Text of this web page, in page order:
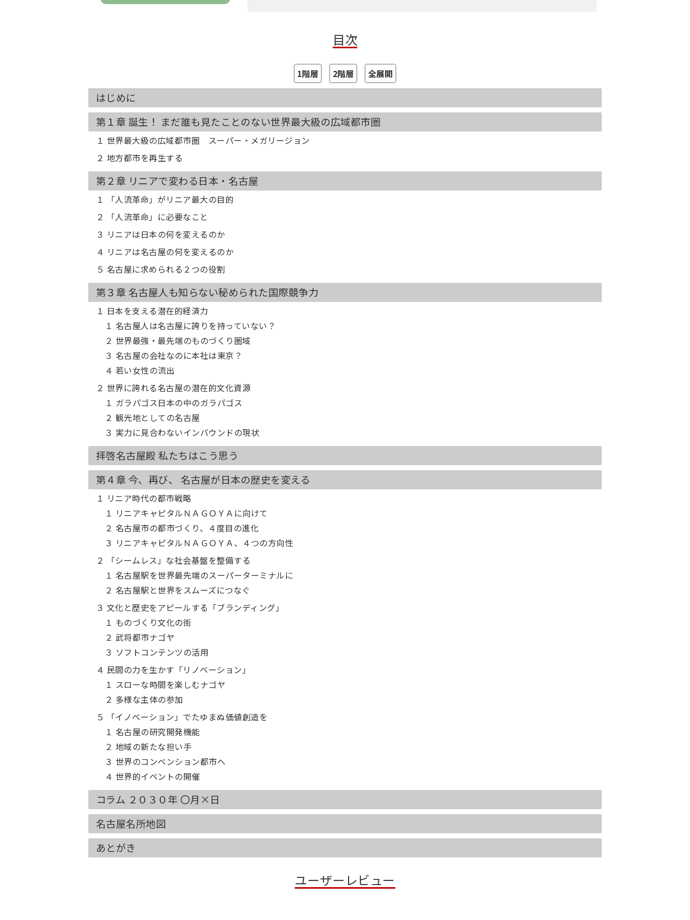
目次
1階層 2階層 全展開
はじめに
第１章 誕生！ まだ誰も見たことのない世界最大級の広域都市圏
１ 世界最大級の広域都市圏 スーパー・メガリージョン
２ 地方都市を再生する
第２章 リニアで変わる日本・名古屋
１ 「人流革命」がリニア最大の目的
２ 「人流革命」に必要なこと
３ リニアは日本の何を変えるのか
４ リニアは名古屋の何を変えるのか
５ 名古屋に求められる２つの役割
第３章 名古屋人も知らない秘められた国際競争力
１ 日本を支える潜在的経済力
１ 名古屋人は名古屋に誇りを持っていない？
２ 世界最強・最先端のものづくり圏域
３ 名古屋の会社なのに本社は東京？
４ 若い女性の流出
２ 世界に誇れる名古屋の潜在的文化資源
１ ガラパゴス日本の中のガラパゴス
２ 観光地としての名古屋
３ 実力に見合わないインバウンドの現状
拝啓名古屋殿 私たちはこう思う
第４章 今、再び、 名古屋が日本の歴史を変える
１ リニア時代の都市戦略
１ リニアキャピタルＮＡＧＯＹＡに向けて
２ 名古屋市の都市づくり、４度目の進化
３ リニアキャピタルＮＡＧＯＹＡ、４つの方向性
２ 「シームレス」な社会基盤を整備する
１ 名古屋駅を世界最先端のスーパーターミナルに
２ 名古屋駅と世界をスムーズにつなぐ
３ 文化と歴史をアピールする「ブランディング」
１ ものづくり文化の街
２ 武将都市ナゴヤ
３ ソフトコンテンツの活用
４ 民間の力を生かす「リノベーション」
１ スローな時間を楽しむナゴヤ
２ 多様な主体の参加
５ 「イノベーション」でたゆまぬ価値創造を
１ 名古屋の研究開発機能
２ 地域の新たな担い手
３ 世界のコンベンション都市へ
４ 世界的イベントの開催
コラム ２０３０年 〇月×日
名古屋名所地図
あとがき
ユーザーレビュー